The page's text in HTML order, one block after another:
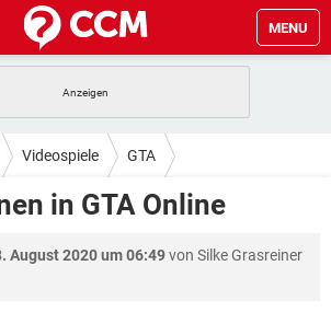
MENU
IOS
INSTAGRAM
STREAMING
IOS
INSTAGRAM
Videospiele GTA
in GTA Online
August 2020 um 06:49von Silke Grasreiner